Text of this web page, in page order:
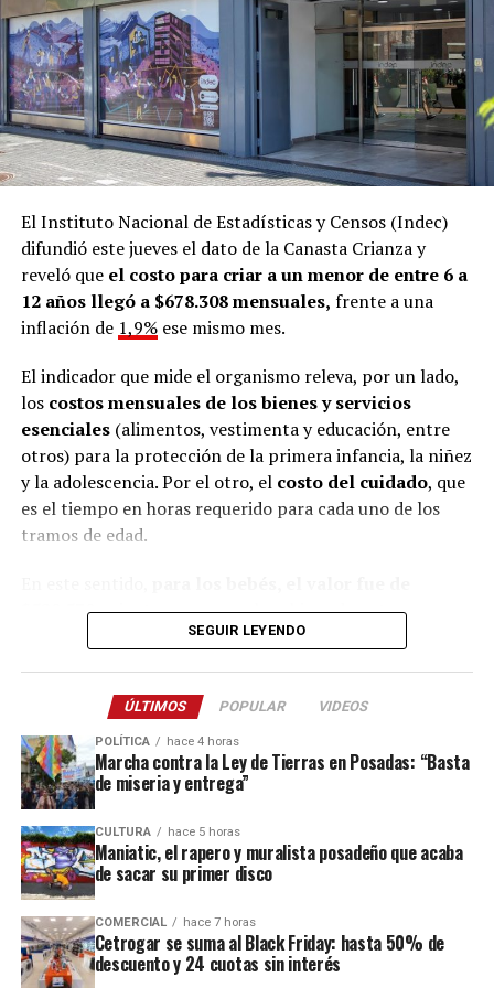
El Instituto Nacional de Estadísticas y Censos (Indec)
difundió este jueves el dato de la Canasta Crianza y
reveló que el costo para criar a un menor de entre 6 a
12 años llegó a $678.308 mensuales, frente a una
inflación de 1,9%ese mismo mes.
El indicador que mide el organismo releva, por un lado,
loscostos mensuales de los bienes y servicios
esenciales(alimentos, vestimenta y educación, entre
otros) para la protección de la primera infancia, la niñez
y la adolescencia. Por el otro, el costo del cuidado, que
es el tiempo en horas requerido para cada uno de los
tramos de edad.
$529.539, mientras que para los chicos deentre uno y
tres años fue de $630.926. En tanto, para el rango
totalizó $539.612.
Ese mismo mes, el costo mensual de bienes y servicios
fue el siguiente para cada grupo etario:menores de un
año: $173.468, deuno a tres años: $223.988
a cinco años: $285.275
Por su parte, el costo de cuidado para cara rango fue:
menores de un año: $356.071
$406.938, de cuatro a cinco años: $254.337 y de seis a 12
años: $324.423.
SEGUIR LEYENDO
ÚLTIMOS POPULAR VIDEOS
POLÍTICA hace 4 horas
Marcha contra la Ley de Tierras en Posadas: “Basta
de miseria y entrega”
CULTURA hace 5 horas
Maniatic, el rapero y muralista posadeño que acaba
de sacar su primer disco
COMERCIAL hace 7 horas
Cetrogar se suma al Black Friday: hasta 50% de
descuento y 24 cuotas sin interés